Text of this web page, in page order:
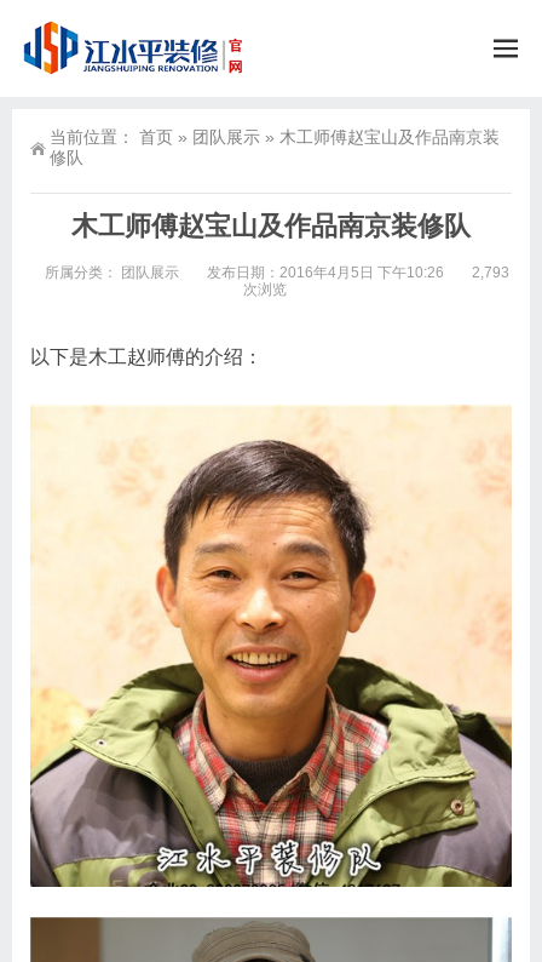
当前位置： 首页 » 团队展示 » 木工师傅赵宝山及作品南京装
修队
木工师傅赵宝山及作品南京装修队
所属分类： 团队展示 发布日期：2016年4月5日 下午10:26
2,793
次浏览
以下是木工赵师傅的介绍：